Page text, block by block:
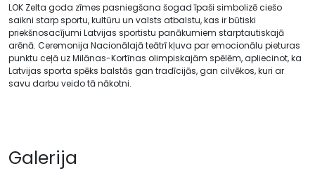
LOK Zelta goda zīmes pasniegšana šogad īpaši simbolizē ciešo
saikni starp sportu, kultūru un valsts atbalstu, kas ir būtiski
priekšnosacījumi Latvijas sportistu panākumiem starptautiskajā
arēnā. Ceremonija Nacionālajā teātrī kļuva par emocionālu pieturas
punktu ceļā uz Milānas-Kortīnas olimpiskajām spēlēm, apliecinot, ka
Latvijas sporta spēks balstās gan tradīcijās, gan cilvēkos, kuri ar
savu darbu veido tā nākotni.
Galerija